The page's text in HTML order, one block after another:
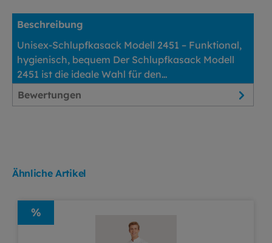
Beschreibung
Unisex-Schlupfkasack Modell 2451 – Funktional,
hygienisch, bequem Der Schlupfkasack Modell
2451 ist die ideale Wahl für den…
Bewertungen
Ähnliche Artikel
%